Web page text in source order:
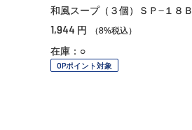
和風スープ（３個）ＳＰ−１８Ｂ
1,944 円 （8%税込）
在庫：○
OPポイント対象